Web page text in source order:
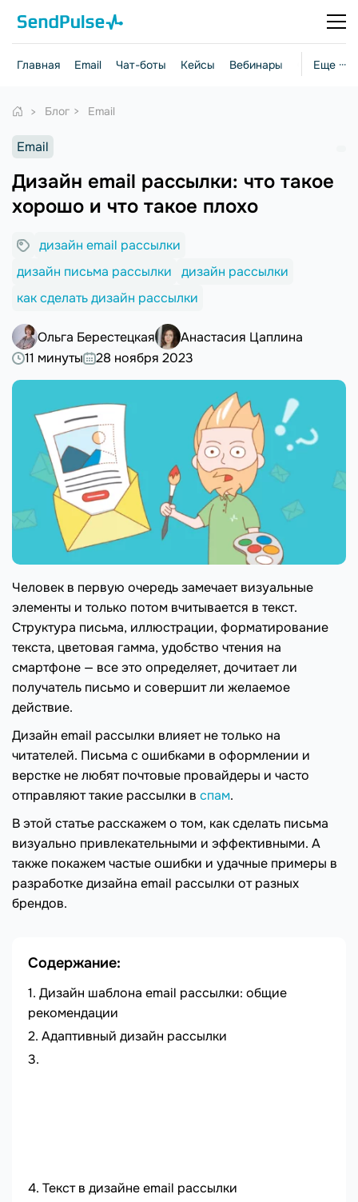
Еще ···
Главная Email Чат-боты Кейсы Вебинары Стратегии
Блог Email
Email
Дизайн email рассылки: что такое
хорошо и что такое плохо
дизайн email рассылки
дизайн письма рассылки
дизайн рассылки
как сделать дизайн рассылки
Ольга Берестецкая
Анастасия Цаплина
11 минуты
28 ноября 2023
Человек в первую очередь замечает визуальные
элементы и только потом вчитывается в текст.
Структура письма, иллюстрации, форматирование
текста, цветовая гамма, удобство чтения на
смартфоне — все это определяет, дочитает ли
получатель письмо и совершит ли желаемое
действие.
Дизайн email рассылки влияет не только на
читателей. Письма с ошибками в оформлении и
верстке не любят почтовые провайдеры и часто
отправляют такие рассылки в спам.
В этой статье расскажем о том, как сделать письма
визуально привлекательными и эффективными. А
также покажем частые ошибки и удачные примеры в
разработке дизайна email рассылки от разных
брендов.
Содержание:
Дизайн шаблона email рассылки: общие
рекомендации
Адаптивный дизайн рассылки
Текст в дизайне email рассылки